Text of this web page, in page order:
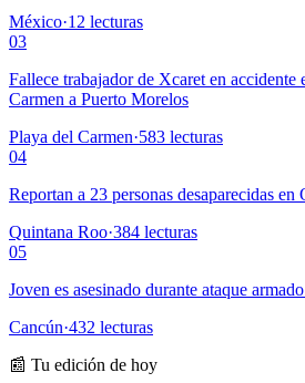
México·12 lecturas
03
Fallece trabajador de Xcaret en accidente
Carmen a Puerto Morelos
Playa del Carmen·583 lecturas
04
Reportan a 23 personas desaparecidas en
Quintana Roo·384 lecturas
05
Joven es asesinado durante ataque
Cancún·432 lecturas
📰 Tu edición de hoy